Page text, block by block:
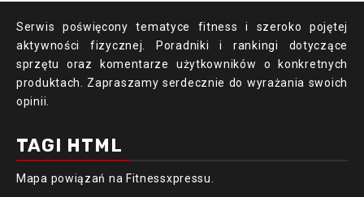
Serwis poświęcony tematyce fitness i szeroko pojętej
aktywności fizycznej. Poradniki i rankingi dotyczące
sprzętu oraz komentarze użytkowników o konkretnych
produktach. Zapraszamy serdecznie do wyrażania swoich
opinii.
TAGI HTML
Mapa powiązań na Fitnessxpressu.